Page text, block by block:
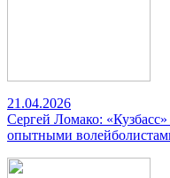
21.04.2026
Сергей Ломако:
опытными